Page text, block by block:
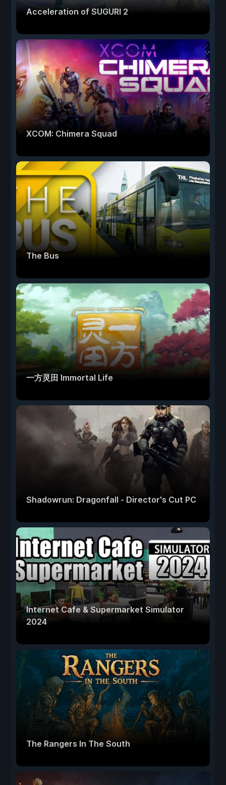
Acceleration of SUGURI 2
XCOM: Chimera Squad
The Bus
一方灵田 Immortal Life
Shadowrun: Dragonfall - Director's Cut PC
Internet Cafe & Supermarket Simulator
2024
The Rangers In The South